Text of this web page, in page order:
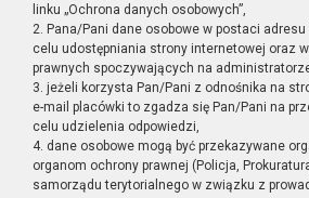
linku „Ochrona danych osobowych”,
2. Pana/Pani dane osobowe w postaci adresu
celu udostępniania strony internetowej oraz
prawnych spoczywających na
3. jeżeli korzysta Pan/Pani z odnośnika na
e-mail placówki to zgadza się Pan/Pani na
celu udzielenia odpowiedzi,
4. dane osobowe mogą być przekazywane
organom ochrony prawnej (Policja,
samorządu terytorialnego w związku z